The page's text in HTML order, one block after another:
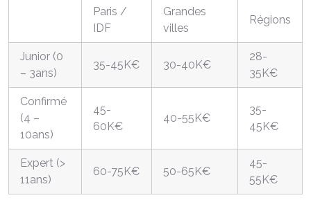
Paris /
IDF
Grandes
villes
Régions
Junior (0
– 3ans)
35-45K€ 30-40K€
28-
35K€
Confirmé
(4 –
10ans)
45-
60K€
40-55K€
35-
45K€
Expert (>
11ans)
60-75K€ 50-65K€
45-
55K€